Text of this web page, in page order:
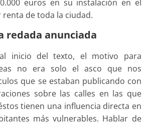
euros en su instalación en el
de toda la ciudad.
redada anunciada
inicio del texto, el motivo para
no era solo el asco que nos
que se estaban publicando con
sobre las calles en las que
tienen una influencia directa en
más vulnerables. Hablar de